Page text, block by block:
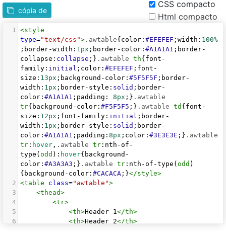
cópia de
CSS compacto
Html compacto
1 <style
type="text/css"> .awtable{ color : #EFEFEF ; width : 100%
; border-width : 1px ; border-color : #A1A1A1 ; border-
collapse : collapse ;} .awtable th{ font-
family : initial ; color : #EFEFEF ; font-
size : 13px ; background-color : #5F5F5F ; border-
width : 1px ; border-style : solid ; border-
color : #A1A1A1 ; padding : 8px ;} .awtable
tr{ background-color : #F5F5F5 ;} .awtable td { font-
size : 12px ; font-family : initial ; border-
width : 1px ; border-style : solid ; border-
color : #A1A1A1 ; padding : 8px ; color : #3E3E3E ;} .awtable
tr : hover , .awtable tr : nth-of-
type ( odd ): hover{ background-
color : #A3A3A3 ;} .awtable tr : nth-of-type ( odd )
{ background-color : #CACACA ;}</style>
2 <table class="awtable">
3
<thead>
4
<tr>
5
<th>Header 1</th>
6
<th>Header 2</th>